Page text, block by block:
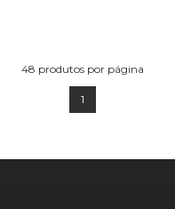
48 produtos por página
1